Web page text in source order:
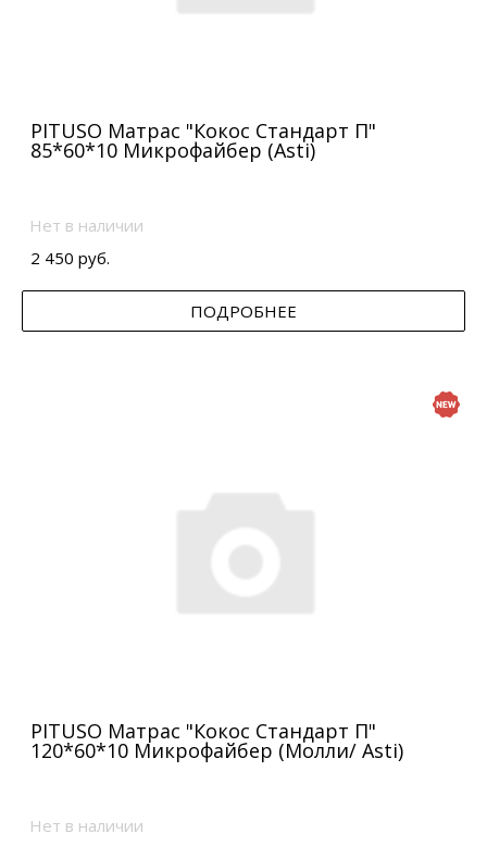
PITUSO Матрас "Кокос Стандарт П"
85*60*10 Микрофайбер (Asti)
Нет в наличии
2 450 руб.
ПОДРОБНЕЕ
PITUSO Матрас "Кокос Стандарт П"
120*60*10 Микрофайбер (Молли/ Asti)
Нет в наличии